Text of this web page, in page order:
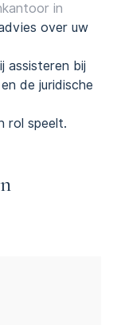
in
over uw
assisteren bij
de juridische
rol speelt.